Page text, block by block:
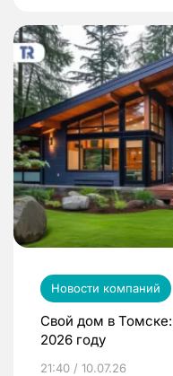
Новости компаний
Свой дом в Томске:
2026 году
21:40 / 10.07.26